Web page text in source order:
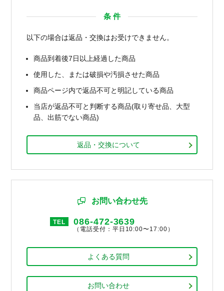
条 件
以下の場合は返品・交換はお受けできません。
商品到着後7日以上経過した商品
使用した、または破損や汚損させた商品
商品ページ内で返品不可と明記している商品
当店が返品不可と判断する商品(取り寄せ品、大型
品、出筋でない商品)
返品・交換について
お問い合わせ先
TEL 086-472-3639
（電話受付：平日10:00〜17:00）
よくある質問
お問い合わせ